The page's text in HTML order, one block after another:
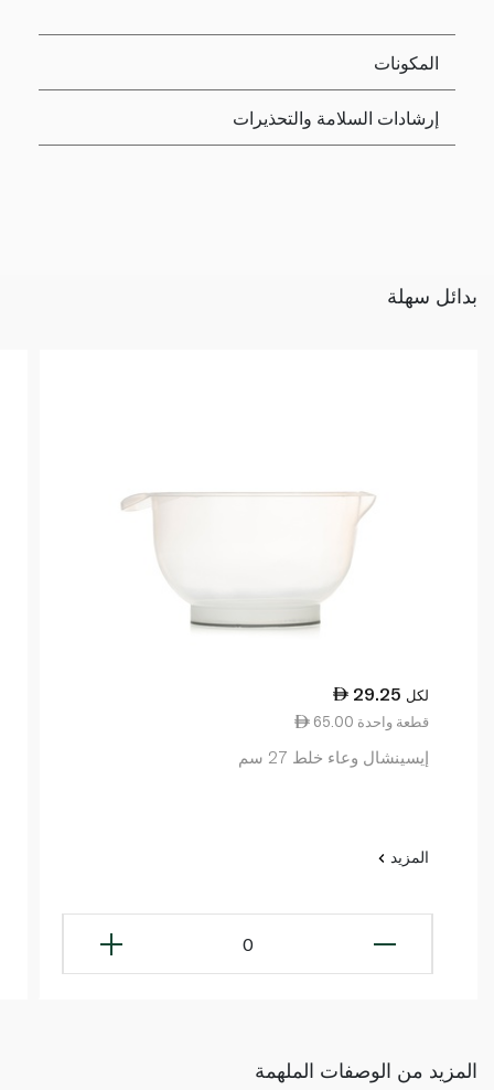
المكونات
إرشادات السلامة والتحذيرات
بدائل سهلة
29.25 لكل
65.00 قطعة واحدة
إيسينشال وعاء خلط 27 سم
المزيد
0
المزيد من الوصفات الملهمة